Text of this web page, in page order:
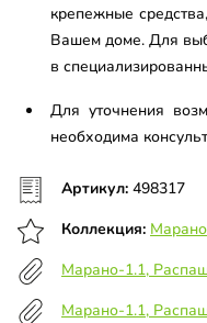
крепежные
Вашем доме. Для
в
Для уточнения
необходима
Артикул: 498317
Коллекция: Марано
Марано-1.1,
Марано-1.1,